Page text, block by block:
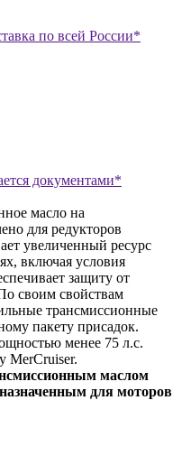
по всей России*
документами*
масло на
для редукторов
увеличенный ресурс
включая условия
защиту от
своим свойствам
трансмиссионные
пакету присадок.
менее 75 л.с.
MerCruiser.
маслом
для моторов